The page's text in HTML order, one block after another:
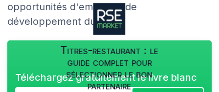
opportunités d'emploi et de
développement durable.
Titres-restaurant : le
guide complet pour
sélectionner le bon
partenaire
Téléchargez gratuitement le livre blanc